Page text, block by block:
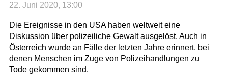
22. Juni 2020, 13:00
Die Ereignisse in den USA haben weltweit eine
Diskussion über polizeiliche Gewalt ausgelöst. Auch in
Österreich wurde an Fälle der letzten Jahre erinnert, bei
denen Menschen im Zuge von Polizeihandlungen zu
Tode gekommen sind.